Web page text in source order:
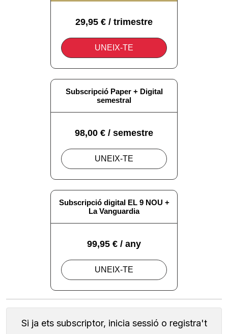
Si ja ets subscriptor, inicia sessió o registra't